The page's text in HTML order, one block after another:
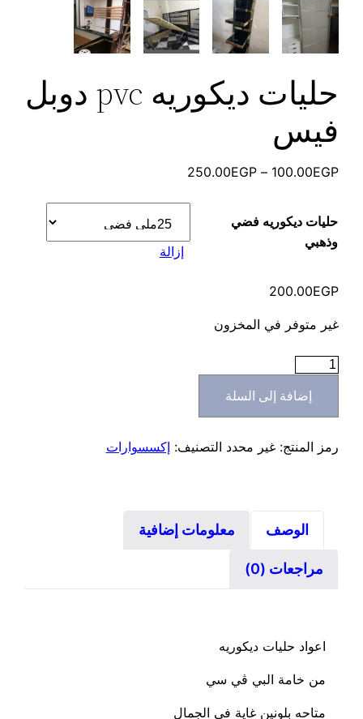
حليات ديكوريه pvc دوبل
فيس
100.00EGP
–
250.00EGP
⁦100.00EGP⁩
خلال
حليات ديكوريه فضي
وذهبي
إزالة
200.00EGP
غير متوفر في المخزون
كمية
ديكوريه
دوبل
إضافة إلى السلة
رمز المنتج:غير محدد التصنيف: إكسسوارات
الوصف معلومات إضافية
مراجعات (0)
اعواد حليات ديكوريه
من خامة البي ڤي سي
متاحه بلونين غاية في الجمال